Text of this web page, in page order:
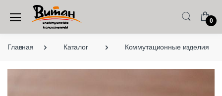
0
Главная Каталог Коммутационные изделия